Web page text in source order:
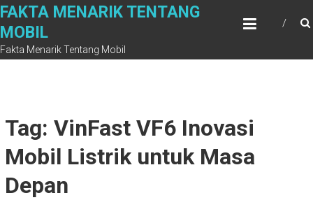
Skip
content
FAKTA MENARIK TENTANG
MOBIL
Fakta Menarik Tentang Mobil
Tag: VinFast VF6 Inovasi
Mobil Listrik untuk Masa
Depan